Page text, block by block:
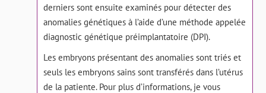
derniers sont ensuite examinés pour détecter des
anomalies génétiques à l’aide d’une méthode appelée
diagnostic génétique préimplantatoire (DPI).
Les embryons présentant des anomalies sont triés et
seuls les embryons sains sont transférés dans l’utérus
de la patiente. Pour plus d’informations, je vous